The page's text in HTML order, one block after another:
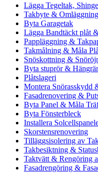
Lägga Tegeltak,
Takbyte &
Byta Garagetak
Lägga Bandtäckt plåt
Pappläggning &
Takmålning & Måla
Snöskottning &
Byta stuprör &
Plåtslageri
Montera Snörasskydd
Fasadrenovering &
Byta Panel & Måla
Byta Fönsterbleck
Installera
Skorstensrenovering
Tilläggsisolering av
Takbesiktning &
Taktvätt & Rengöring
Fasadrengöring &